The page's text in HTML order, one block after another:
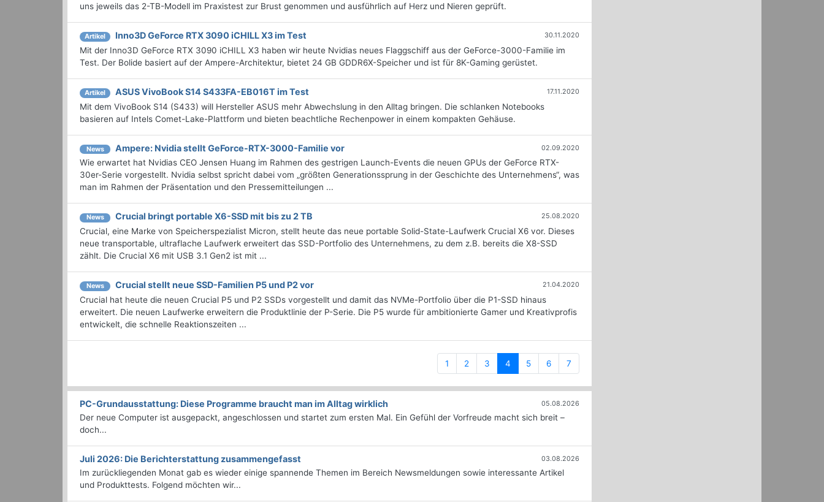
uns jeweils das 2-TB-Modell im Praxistest zur Brust genommen und ausführlich auf Herz und Nieren geprüft.
Artikel Inno3D GeForce RTX 3090 iCHILL X3 im Test 30.11.2020
Mit der Inno3D GeForce RTX 3090 iCHILL X3 haben wir heute Nvidias neues Flaggschiff aus der GeForce-3000-Familie im
Test. Der Bolide basiert auf der Ampere-Architektur, bietet 24 GB GDDR6X-Speicher und ist für 8K-Gaming gerüstet.
Artikel ASUS VivoBook S14 S433FA-EB016T im Test 17.11.2020
Mit dem VivoBook S14 (S433) will Hersteller ASUS mehr Abwechslung in den Alltag bringen. Die schlanken Notebooks
basieren auf Intels Comet-Lake-Plattform und bieten beachtliche Rechenpower in einem kompakten Gehäuse.
News Ampere: Nvidia stellt GeForce-RTX-3000-Familie vor 02.09.2020
Wie erwartet hat Nvidias CEO Jensen Huang im Rahmen des gestrigen Launch-Events die neuen GPUs der GeForce RTX-
30er-Serie vorgestellt. Nvidia selbst spricht dabei vom „größten Generationssprung in der Geschichte des Unternehmens“, was
man im Rahmen der Präsentation und den Pressemitteilungen ...
News Crucial bringt portable X6-SSD mit bis zu 2 TB 25.08.2020
Crucial, eine Marke von Speicherspezialist Micron, stellt heute das neue portable Solid-State-Laufwerk Crucial X6 vor. Dieses
neue transportable, ultraflache Laufwerk erweitert das SSD-Portfolio des Unternehmens, zu dem z.B. bereits die X8-SSD
zählt. Die Crucial X6 mit USB 3.1 Gen2 ist mit ...
News Crucial stellt neue SSD-Familien P5 und P2 vor 21.04.2020
Crucial hat heute die neuen Crucial P5 und P2 SSDs vorgestellt und damit das NVMe-Portfolio über die P1-SSD hinaus
erweitert. Die neuen Laufwerke erweitern die Produktlinie der P-Serie. Die P5 wurde für ambitionierte Gamer und Kreativprofis
entwickelt, die schnelle Reaktionszeiten ...
1 2 3 4 (current)
5 6 7
PC-Grundausstattung: Diese Programme braucht man im Alltag wirklich 05.08.2026
Der neue Computer ist ausgepackt, angeschlossen und startet zum ersten Mal. Ein Gefühl der Vorfreude macht sich breit –
doch...
Juli 2026: Die Bericht­erstattung zusammengefasst 03.08.2026
Im zurückliegenden Monat gab es wieder einige spannende Themen im Bereich Newsmeldungen sowie interessante Artikel
und Produkttests. Folgend möchten wir...